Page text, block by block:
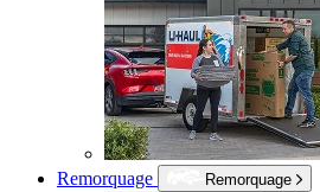
Remorquage
Remorquage